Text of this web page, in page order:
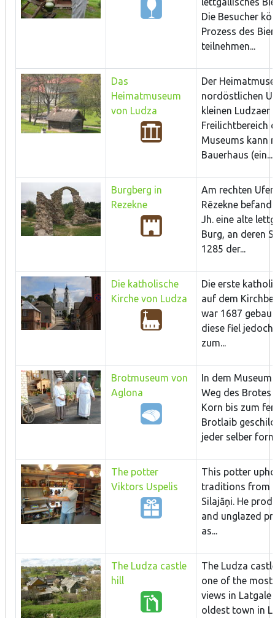
Die Besucher
Prozess des
teilnehmen...
Das
Heimatmuseum
von Ludza
Der
nordöstlichen
kleinen Ludzaer
Freilichtbereich
Museums kann
Bauerhaus (ein...
Burgberg in
Rezekne
Am rechten
Rēzekne
Jh. eine alte
Burg, an deren
1285 der...
Die katholische
Kirche von Ludza
Die erste
auf dem
war 1687
diese fiel
zum...
Brotmuseum von
Aglona
In dem
Weg des Brotes
Korn bis zum
Brotlaib
jeder selber
The potter
Viktors Uspelis
This potter
traditions from
Silajāņi. He
and unglazed
as...
The Ludza castle
hill
The Ludza
one of the
views in
oldest town in